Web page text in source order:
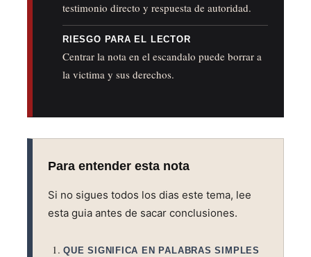
testimonio directo y respuesta de autoridad.
RIESGO PARA EL LECTOR
Centrar la nota en el escandalo puede borrar a
la victima y sus derechos.
Para entender esta nota
Si no sigues todos los dias este tema, lee
esta guia antes de sacar conclusiones.
QUE SIGNIFICA EN PALABRAS SIMPLES